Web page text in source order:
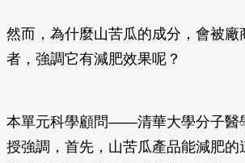
然而，為什麼山苦瓜的成分，會被廠
者，強調它有減肥效果呢？
本單元科學顧問——清華大學分子醫
授強調，首先，山苦瓜產品能減肥的